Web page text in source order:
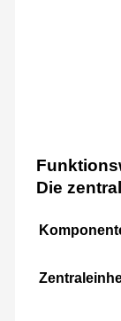
Die